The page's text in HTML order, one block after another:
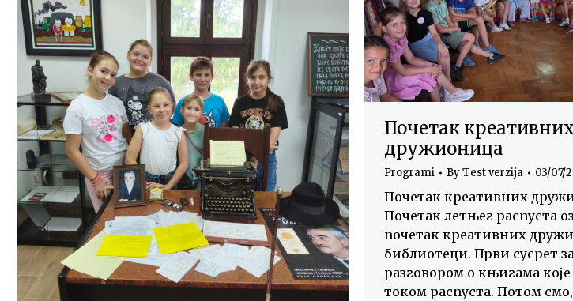
Почетак креативних
дружионица
Programi ByTest verzija 03/07/
Почетак креативних
Почетак летњег распуста
почетак креативних
библиотеци. Први сусрет
разговором о књигама које
током распуста. Потом